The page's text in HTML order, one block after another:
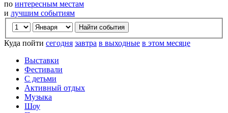
по интересным местам
и лучшим событиям
Куда пойти сегодня завтра в выходные в этом месяце
Выставки
Фестивали
С детьми
Активный отдых
Музыка
Шоу